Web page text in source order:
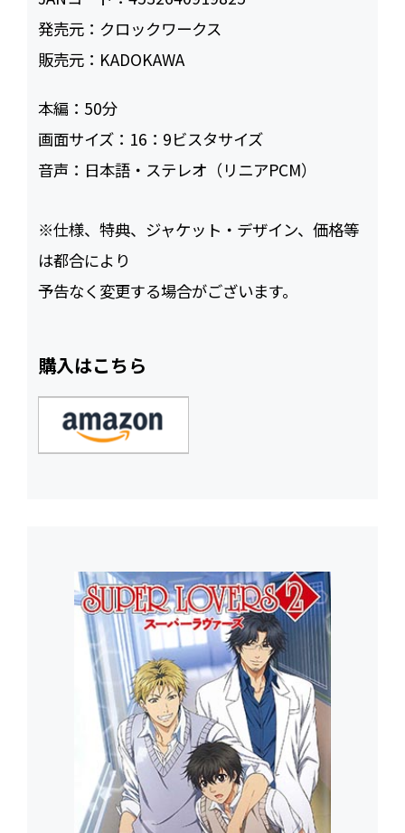
発売元： クロックワークス
販売元： KADOKAWA
本編： 50
画面サイズ： 16：9ビスタサイズ
音声： 日本語・ステレオ（リニアPCM）
※仕様、特典、ジャケット・デザイン、価格等
は都合により
予告なく変更する場合がございます。
購入はこちら